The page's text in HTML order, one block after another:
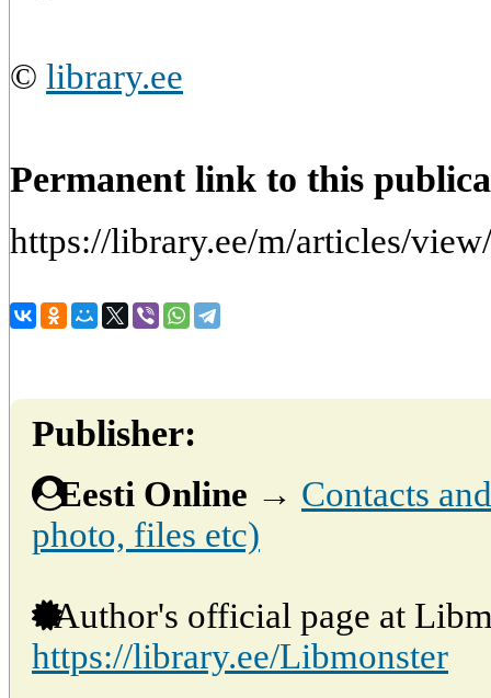
© library.ee
Permanent link to this
https://library.ee/m/articles/
Publisher:
Eesti Online → Contacts
photo, files etc)
Author's official page at
https://library.ee/Libmonster